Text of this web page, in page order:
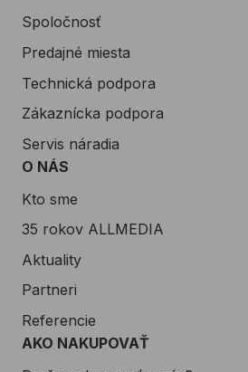
Spoločnosť
Predajné miesta
Technická podpora
Zákaznícka podpora
Servis náradia
O NÁS
Kto sme
35 rokov ALLMEDIA
Aktuality
Partneri
Referencie
AKO NAKUPOVAŤ